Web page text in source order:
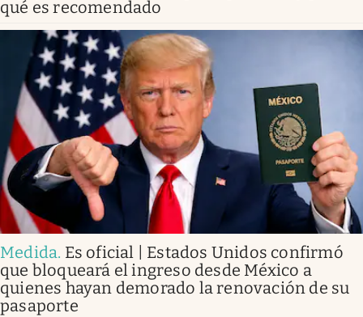
qué es recomendado
Medida. Es oficial | Estados Unidos confirmó
que bloqueará el ingreso desde México a
quienes hayan demorado la renovación de su
pasaporte